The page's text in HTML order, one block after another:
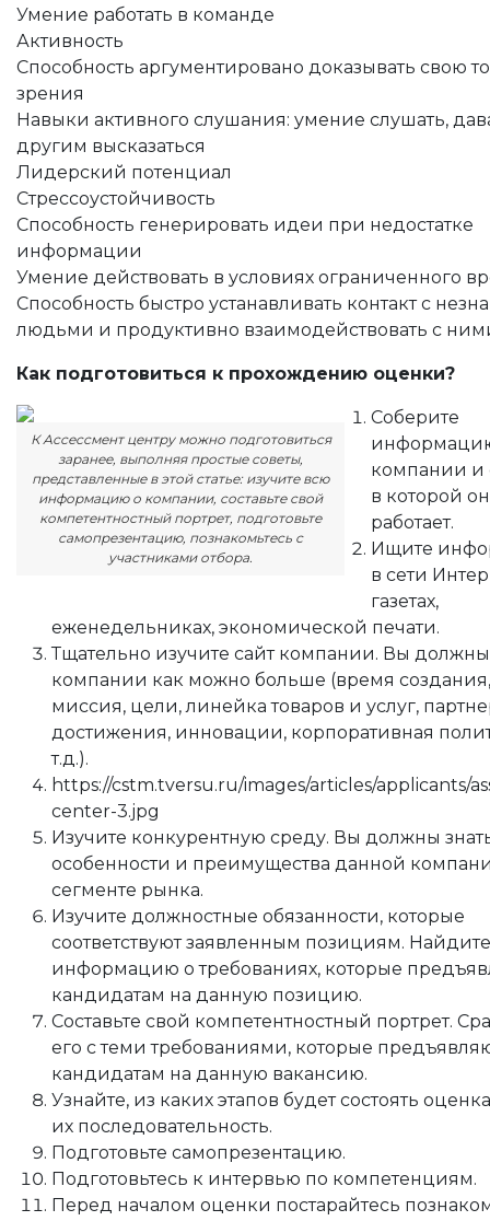
Умение работать в команде
Активность
Способность аргументировано доказывать свою
зрения
Навыки активного слушания: умение слушать,
другим высказаться
Лидерский потенциал
Стрессоустойчивость
Способность генерировать идеи при недостатке
информации
Умение действовать в условиях ограниченного
Способность быстро устанавливать контакт с
людьми и продуктивно взаимодействовать с
Как подготовиться к прохождению оценки?
К Ассессмент центру можно подготовиться
заранее, выполняя простые советы,
представленные в этой статье: изучите всю
информацию о компании, составьте свой
компетентностный портрет, подготовьте
самопрезентацию, познакомьтесь с
участниками отбора.
Соберите
компании и
в которой
работает.
Ищите
в сети
газетах,
еженедельниках, экономической печати.
Тщательно изучите сайт компании. Вы должны
компании как можно больше (время создания,
миссия, цели, линейка товаров и услуг,
достижения, инновации, корпоративная
т.д.).
https://cstm.tversu.ru/images/articles/applicants/
center-3.jpg
Изучите конкурентную среду. Вы должны
особенности и преимущества данной
сегменте рынка.
Изучите должностные обязанности, которые
соответствуют заявленным позициям. Найдите
информацию о требованиях, которые
кандидатам на данную позицию.
Составьте свой компетентностный портрет.
его с теми требованиями, которые
кандидатам на данную вакансию.
Узнайте, из каких этапов будет состоять
их последовательность.
Подготовьте самопрезентацию.
Подготовьтесь к интервью по компетенциям.
Перед началом оценки постарайтесь